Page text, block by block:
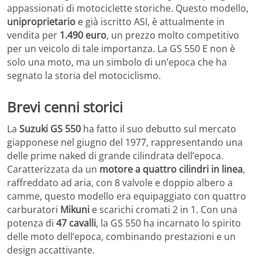
appassionati di motociclette storiche. Questo modello,
uniproprietario e già iscritto ASI, è attualmente in
vendita per 1.490 euro, un prezzo molto competitivo
per un veicolo di tale importanza. La GS 550 E non è
solo una moto, ma un simbolo di un’epoca che ha
segnato la storia del motociclismo.
Brevi cenni storici
La Suzuki GS 550 ha fatto il suo debutto sul mercato
giapponese nel giugno del 1977, rappresentando una
delle prime naked di grande cilindrata dell’epoca.
Caratterizzata da un motore a quattro cilindri in linea,
raffreddato ad aria, con 8 valvole e doppio albero a
camme, questo modello era equipaggiato con quattro
carburatori Mikuni e scarichi cromati 2 in 1. Con una
potenza di 47 cavalli, la GS 550 ha incarnato lo spirito
delle moto dell’epoca, combinando prestazioni e un
design accattivante.